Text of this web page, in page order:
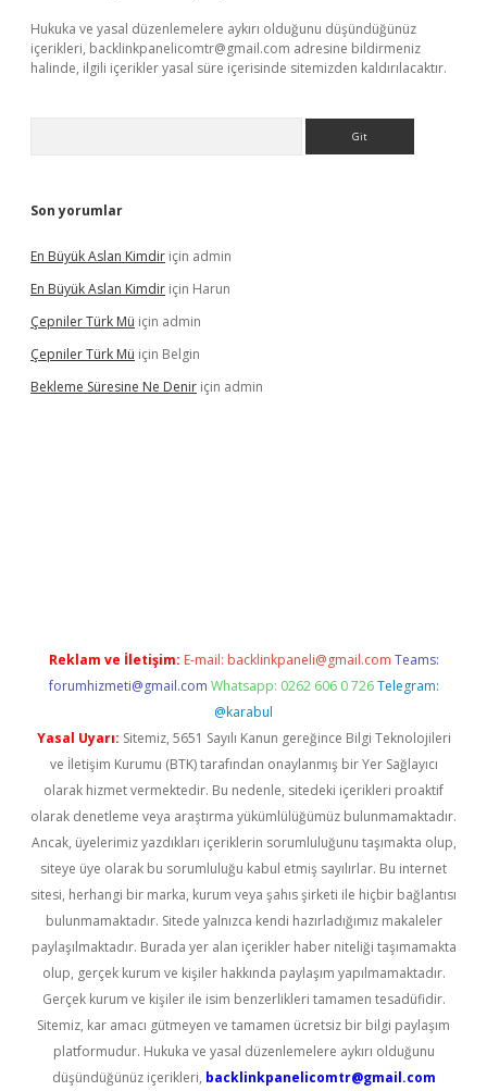
Hukuka ve yasal düzenlemelere aykırı olduğunu düşündüğünüz
içerikleri, backlinkpanelicomtr@gmail.com adresine bildirmeniz
halinde, ilgili içerikler yasal süre içerisinde sitemizden kaldırılacaktır.
Son yorumlar
En Büyük Aslan Kimdir için admin
En Büyük Aslan Kimdir için Harun
Çepniler Türk Mü için admin
Çepniler Türk Mü için Belgin
Bekleme Süresine Ne Denir için admin
Reklam ve İletişim: E-mail: backlinkpaneli@gmail.com Teams:
forumhizmeti@gmail.com Whatsapp: 0262 606 0 726 Telegram:
@karabul
Yasal Uyarı: Sitemiz, 5651 Sayılı Kanun gereğince Bilgi Teknolojileri
ve İletişim Kurumu (BTK) tarafından onaylanmış bir Yer Sağlayıcı
olarak hizmet vermektedir. Bu nedenle, sitedeki içerikleri proaktif
olarak denetleme veya araştırma yükümlülüğümüz bulunmamaktadır.
Ancak, üyelerimiz yazdıkları içeriklerin sorumluluğunu taşımakta olup,
siteye üye olarak bu sorumluluğu kabul etmiş sayılırlar. Bu internet
sitesi, herhangi bir marka, kurum veya şahıs şirketi ile hiçbir bağlantısı
bulunmamaktadır. Sitede yalnızca kendi hazırladığımız makaleler
paylaşılmaktadır. Burada yer alan içerikler haber niteliği taşımamakta
olup, gerçek kurum ve kişiler hakkında paylaşım yapılmamaktadır.
Gerçek kurum ve kişiler ile isim benzerlikleri tamamen tesadüfidir.
Sitemiz, kar amacı gütmeyen ve tamamen ücretsiz bir bilgi paylaşım
platformudur. Hukuka ve yasal düzenlemelere aykırı olduğunu
düşündüğünüz içerikleri, backlinkpanelicomtr@gmail.com